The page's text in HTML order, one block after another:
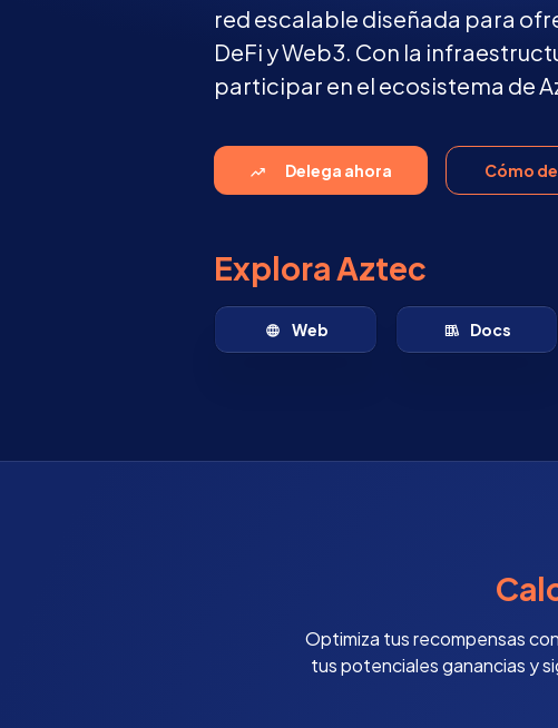
red escalable diseñada para
DeFi y Web3. Con la
participar en el ecosistema de
Delega ahora Cómo
Explora Aztec
Web Docs
Optimiza tus recompensas
tus potenciales ganancias y